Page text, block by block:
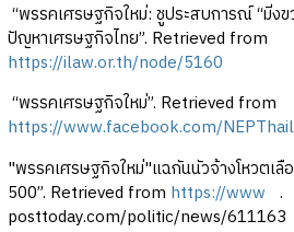
“พรรคเศรษฐกิจใหม่: ชูประสบการณ์ “มิ่
ปัญหาเศรษฐกิจไทย”. Retrieved from
https://ilaw.or.th/node/5160
“พรรคเศรษฐกิจใหม่”. Retrieved from
https://www.facebook.com/
"พรรคเศรษฐกิจใหม่"แฉกันนัวจ้างโหวตเลื
500”. Retrieved from https://www .
posttoday.com/politic/news/611163